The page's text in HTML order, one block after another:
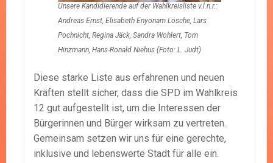
Unsere Kandidierende auf der Wahlkreisliste v.l.n.r.:
Andreas Ernst, Elisabeth Enyonam Lösche, Lars
Pochnicht, Regina Jäck, Sandra Wohlert, Tom
Hinzmann, Hans-Ronald Niehus (Foto: L. Judt)
Diese starke Liste aus erfahrenen und neuen
Kräften stellt sicher, dass die SPD im Wahlkreis
12 gut aufgestellt ist, um die Interessen der
Bürgerinnen und Bürger wirksam zu vertreten.
Gemeinsam setzen wir uns für eine gerechte,
inklusive und lebenswerte Stadt für alle ein.